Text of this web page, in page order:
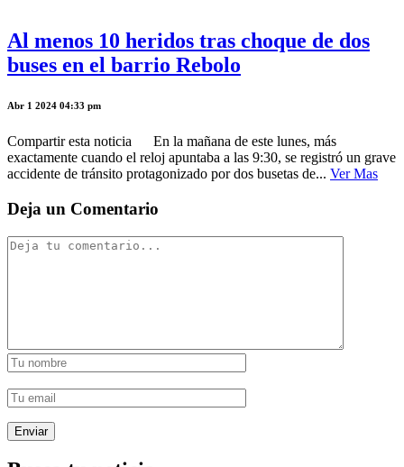
Al menos 10 heridos tras choque de dos
buses en el barrio Rebolo
Abr 1 2024 04:33 pm
Compartir esta noticia En la mañana de este lunes, más
exactamente cuando el reloj apuntaba a las 9:30, se registró un grave
accidente de tránsito protagonizado por dos busetas de... Ver Mas
Deja un Comentario